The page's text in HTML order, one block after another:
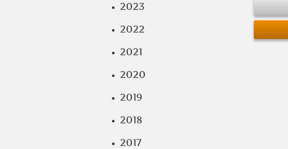
2023
2022
2021
2020
2019
2018
2017